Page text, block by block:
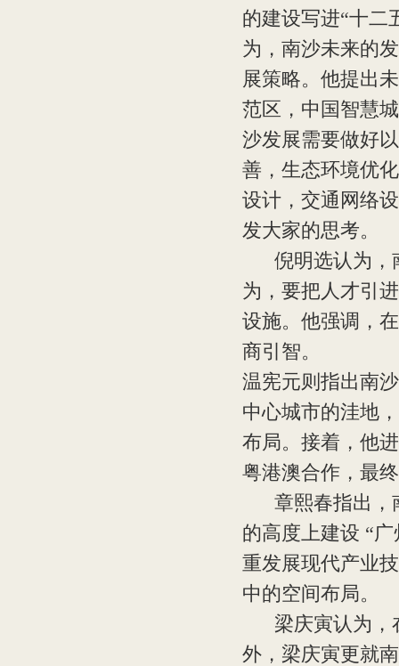
的建设写进“十二
为，南沙未来的
展策略。他提出
范区，中国智慧
沙发展需要做好
善，生态环境优
设计，交通网络
发大家的思考。
倪明选认为，
为，要把人才引
设施。他强调，
商引智。
温宪元则指出南
中心城市的洼地
布局。接着，他
粤港澳合作，最
章熙春指出，
的高度上建设 “
重发展现代产业
中的空间布局。
梁庆寅认为，
外，梁庆寅更就